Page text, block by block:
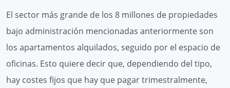
El sector más grande de los 8 millones de propiedades
bajo administración mencionadas anteriormente son
los apartamentos alquilados, seguido por el espacio de
oficinas. Esto quiere decir que, dependiendo del tipo,
hay costes fijos que hay que pagar trimestralmente,